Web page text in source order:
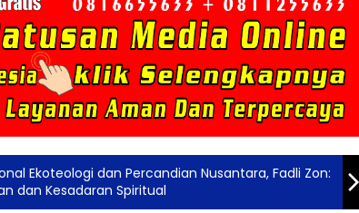
Ekoteologi dan Percandian Nusantara, Fadli Zon:
dan Kesadaran Spiritual